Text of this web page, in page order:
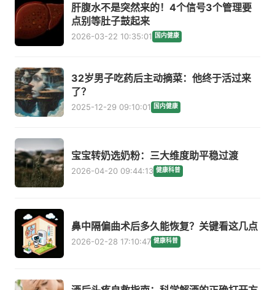
肝腹水不是突然来的！4个信号3个管理要
点别等肚子鼓起来
2026-03-22 10:35:01 国内健康
32岁男子吃药后主动摘菜：他终于活过来
了？
2025-12-29 09:10:01 国内健康
宝宝转奶选奶粉：三大维度助平稳过渡
2026-04-20 09:44:13 健康科普
鼻中隔偏曲术后多久能恢复？关键看这几点
2026-02-28 17:10:47 健康科普